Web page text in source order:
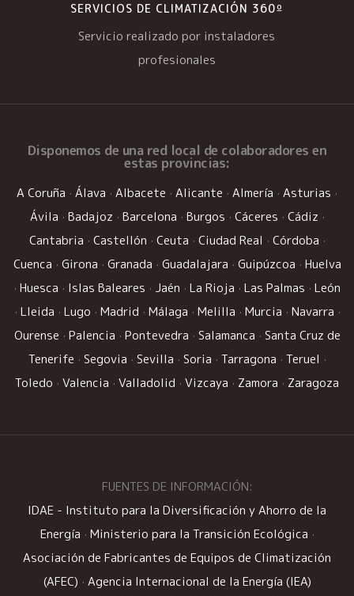
SERVICIOS DE CLIMATIZACIÓN 360º
Servicio realizado por instaladores
profesionales
Disponemos de una red local de colaboradores en
estas provincias:
A Coruña · Álava · Albacete · Alicante · Almería · Asturias ·
Ávila · Badajoz · Barcelona · Burgos · Cáceres · Cádiz ·
Cantabria · Castellón · Ceuta · Ciudad Real · Córdoba ·
Cuenca · Girona · Granada · Guadalajara · Guipúzcoa · Huelva
· Huesca · Islas Baleares · Jaén · La Rioja · Las Palmas · León
· Lleida · Lugo · Madrid · Málaga · Melilla · Murcia · Navarra ·
Ourense · Palencia · Pontevedra · Salamanca · Santa Cruz de
Tenerife · Segovia · Sevilla · Soria · Tarragona · Teruel ·
Toledo · Valencia · Valladolid · Vizcaya · Zamora · Zaragoza
FUENTES DE INFORMACIÓN:
IDAE - Instituto para la Diversificación y Ahorro de la
Energía · Ministerio para la Transición Ecológica ·
Asociación de Fabricantes de Equipos de Climatización
(AFEC) · Agencia Internacional de la Energía (IEA)